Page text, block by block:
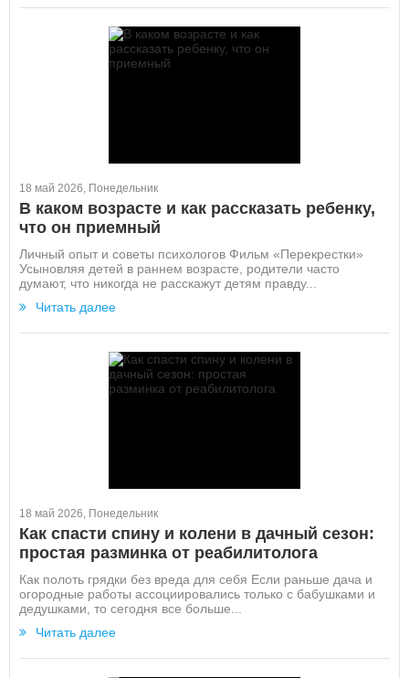
18 май 2026, Понедельник
В каком возрасте и как рассказать ребенку,
что он приемный
Личный опыт и советы психологов Фильм «Перекрестки»
Усыновляя детей в раннем возрасте, родители часто
думают, что никогда не расскажут детям правду...
Читать далее
18 май 2026, Понедельник
Как спасти спину и колени в дачный сезон:
простая разминка от реабилитолога
Как полоть грядки без вреда для себя Если раньше дача и
огородные работы ассоциировались только с бабушками и
дедушками, то сегодня все больше...
Читать далее